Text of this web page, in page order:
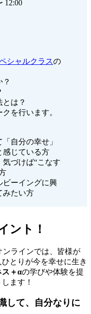
12:00
シャルクラスの
？
とは？
を行います。
自分の幸せ」
感じている方
気づけば“こなす
ビーイングに興
みたい方
ント！
ラインでは、皆様が
とりが今を幸せに生き
ス＋αの学びや体験を提
ます！
して、自分なりに